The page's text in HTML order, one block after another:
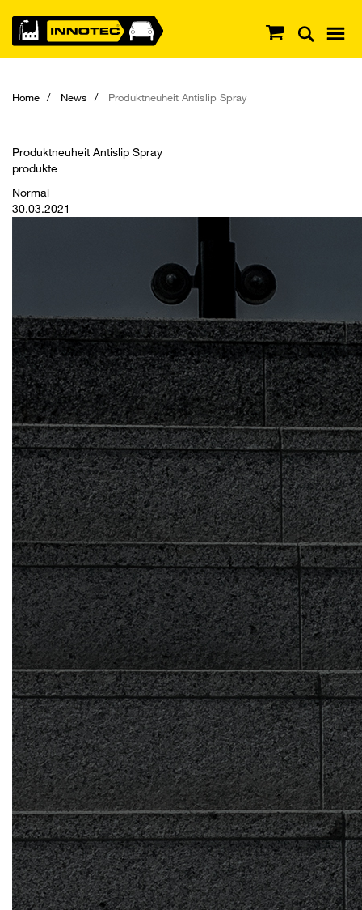
Home News Produktneuheit Antislip Spray
Produktneuheit Antislip Spray
produkte
Normal
30.03.2021